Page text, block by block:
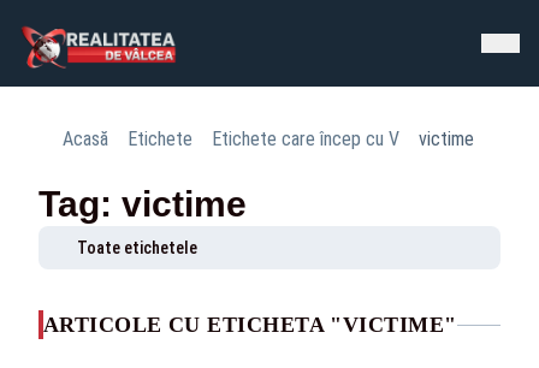
Acasă Etichete Etichete care încep cu V victime
Tag: victime
Toate etichetele
ARTICOLE CU ETICHETA "VICTIME"